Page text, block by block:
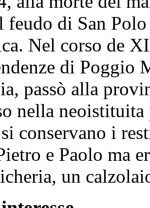
di San
Nel corso de
di Poggio
passò alla
nella
conservano i
e Paolo ma
un